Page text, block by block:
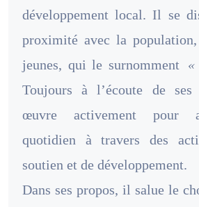
développement local. Il se
proximité avec la
jeunes, qui le surnomment
«
Toujours à l’écoute de ses
œuvre activement pour
quotidien à travers des
soutien et de développement.
Dans ses propos, il salue le